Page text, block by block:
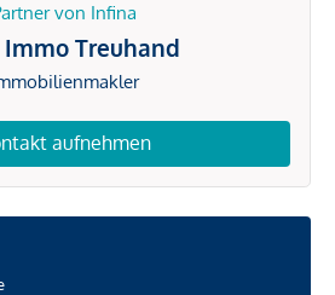
von Infina
Immo Treuhand
aufnehmen